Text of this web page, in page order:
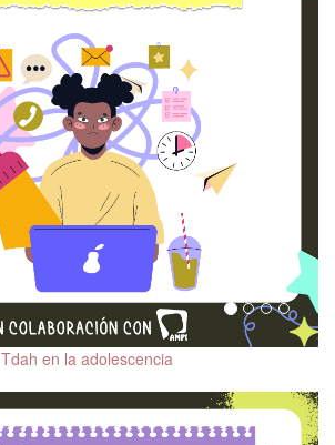
Tdah en la adolescencia